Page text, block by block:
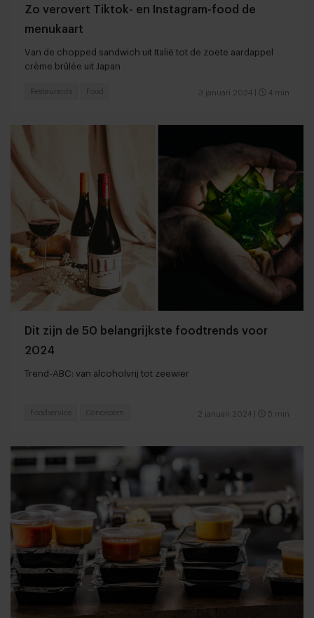
Zo verovert Tiktok- en Instagram-food de
menukaart
Van de chopped sandwich uit Italië tot de zoete aardappel
crème brûlée uit Japan
3 januari 2024 4 min
Restaurants Food
Dit zijn de 50 belangrijkste foodtrends voor
2024
Trend-ABC: van alcoholvrij tot zeewier
2 januari 2024 5 min
Foodservice Concepten